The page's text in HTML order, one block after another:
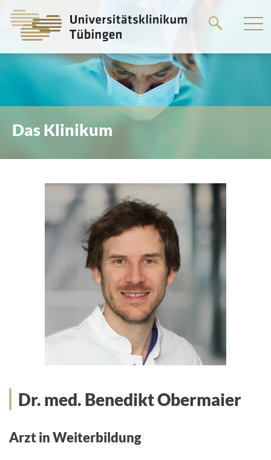
zum
Das Klinikum
Dr. med. Benedikt Obermaier
Arzt in Weiterbildung